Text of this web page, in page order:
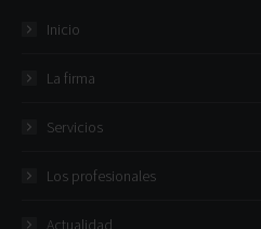
Inicio
La firma
Servicios
Los profesionales
Actualidad